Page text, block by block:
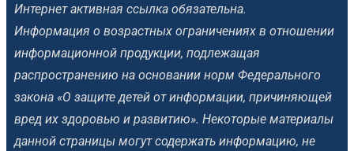
Интернет активная ссылка обязательна.
Информация о возрастных ограничениях в отношении
информационной продукции, подлежащая
распространению на основании норм Федерального
закона «О защите детей от информации, причиняющей
вред их здоровью и развитию». Некоторые материалы
данной страницы могут содержать информацию, не